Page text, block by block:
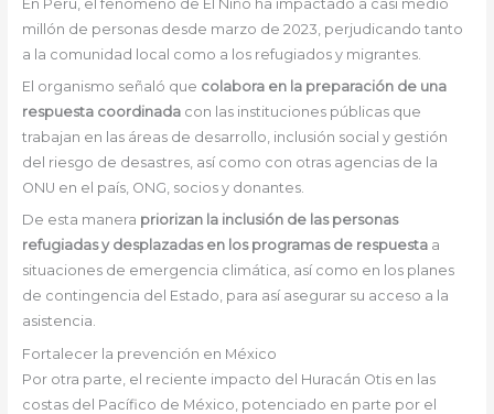
En Perú, el fenómeno de El Niño ha impactado a casi medio
millón de personas desde marzo de 2023, perjudicando tanto
a la comunidad local como a los refugiados y migrantes.
El organismo señaló que colabora en la preparación de una
respuesta coordinadacon las instituciones públicas que
trabajan en las áreas de desarrollo, inclusión social y gestión
del riesgo de desastres, así como con otras agencias de la
ONU en el país, ONG, socios y donantes.
De esta manera priorizan la inclusión de las personas
refugiadas y desplazadas en los programas de respuestaa
situaciones de emergencia climática, así como en los planes
de contingencia del Estado, para así asegurar su acceso a la
asistencia.
Fortalecer la prevención en México
Por otra parte, el reciente impacto del Huracán Otis en las
costas del Pacífico de México, potenciado en parte por el